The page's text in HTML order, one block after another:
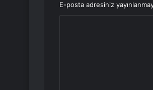
E-posta adresiniz